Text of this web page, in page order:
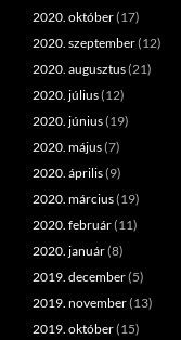
2020. október(17)
2020. szeptember(12)
2020. augusztus(21)
2020. július(12)
2020. június(19)
2020. május(7)
2020. április(9)
2020. március(19)
2020. február(11)
2020. január(8)
2019. december(5)
2019. november(13)
2019. október(15)